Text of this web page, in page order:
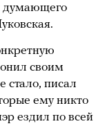
думающего
своим
стало, писал
ему никто
ездил по всей